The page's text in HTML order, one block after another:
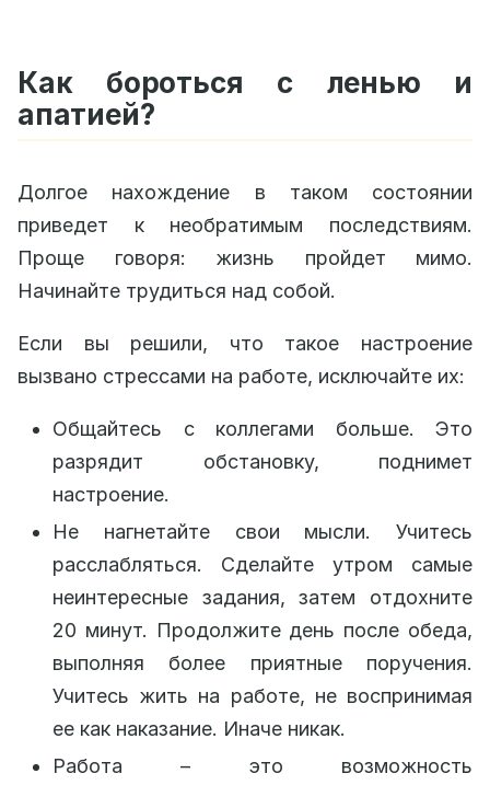
Как бороться с ленью и
апатией?
Долгое нахождение в таком состоянии
приведет к необратимым последствиям.
Проще говоря: жизнь пройдет мимо.
Начинайте трудиться над собой.
Если вы решили, что такое настроение
вызвано стрессами на работе, исключайте их:
Общайтесь с коллегами больше. Это
разрядит обстановку, поднимет
настроение.
Не нагнетайте свои мысли. Учитесь
расслабляться. Сделайте утром самые
неинтересные задания, затем отдохните
20 минут. Продолжите день после обеда,
выполняя более приятные поручения.
Учитесь жить на работе, не воспринимая
ее как наказание. Иначе никак.
Работа – это возможность